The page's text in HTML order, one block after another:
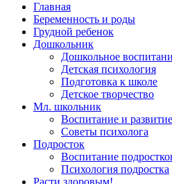
Главная
Беременность и роды
Грудной ребенок
Дошкольник
Дошкольное
Детская психология
Подготовка к школе
Детское творчество
Мл. школьник
Воспитание и развитие
Советы психолога
Подросток
Воспитание
Психология подростка
Расти здоровым!